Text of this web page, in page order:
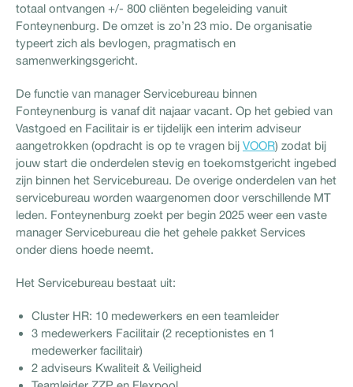
totaal ontvangen +/- 800 cliënten begeleiding vanuit
Fonteynenburg. De omzet is zo’n 23 mio. De organisatie
typeert zich als bevlogen, pragmatisch en
samenwerkingsgericht.
De functie van manager Servicebureau binnen
Fonteynenburg is vanaf dit najaar vacant. Op het gebied van
Vastgoed en Facilitair is er tijdelijk een interim adviseur
aangetrokken (opdracht is op te vragen bij VOOR) zodat bij
jouw start die onderdelen stevig en toekomstgericht ingebed
zijn binnen het Servicebureau. De overige onderdelen van het
servicebureau worden waargenomen door verschillende MT
leden. Fonteynenburg zoekt per begin 2025 weer een vaste
manager Servicebureau die het gehele pakket Services
onder diens hoede neemt.
Het Servicebureau bestaat uit:
Cluster HR: 10 medewerkers en een teamleider
3 medewerkers Facilitair (2 receptionistes en 1
medewerker facilitair)
2 adviseurs Kwaliteit & Veiligheid